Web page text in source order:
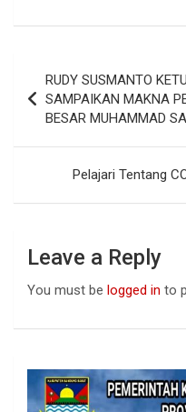
ce
b
o
o
k
at
s
A
p
p
navigation
RUDY SUSMANTO
SAMPAIKAN MAKNA
BESAR MUHAMMAD
Pelajari Tentang
Leave a Reply
You must be logged in to